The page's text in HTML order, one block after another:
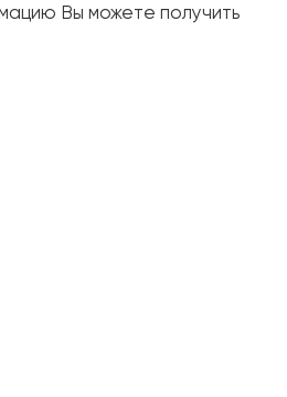
Груша
Вы можете получить